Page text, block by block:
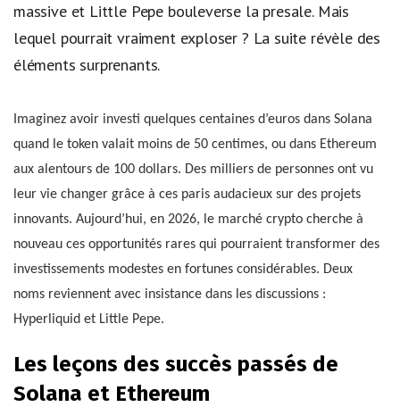
massive et Little Pepe bouleverse la presale. Mais
lequel pourrait vraiment exploser ? La suite révèle des
éléments surprenants.
Imaginez avoir investi quelques centaines d’euros dans Solana
quand le token valait moins de 50 centimes, ou dans Ethereum
aux alentours de 100 dollars. Des milliers de personnes ont vu
leur vie changer grâce à ces paris audacieux sur des projets
innovants. Aujourd’hui, en 2026, le marché crypto cherche à
nouveau ces opportunités rares qui pourraient transformer des
investissements modestes en fortunes considérables. Deux
noms reviennent avec insistance dans les discussions :
Hyperliquid et Little Pepe.
Les leçons des succès passés de
Solana et Ethereum